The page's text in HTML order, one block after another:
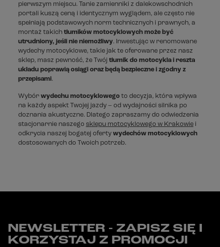
pierwszym miejscu. Tanie zamienniki z dalekowschodnich
portali kuszą ceną i identycznym wyglądem, ale często nie
spełniają podstawowych norm technicznych i prawnych, a
montaż takich tłumików motocyklowych może być
utrudniony, jeśli nie niemożliwy. Inwestując w renomowane
wydechy motocyklowe, takie jak te oferowane przez nasz
sklep, masz pewność, że Twój tłumik do motocykla i reszta
układu poprawią osiągi oraz będą bezpieczne i zgodny z
przepisami.
Wybór wydechu motocyklowegoto decyzja, która wpływa
na każdy aspekt Twojej jazdy – od wydajności silnika po
doznania akustyczne. Dlatego zapraszamy do odwiedzenia
stacjonarnie naszego sklepu motocyklowego w Krakowiei
odkrycia naszej bogatej oferty wydechów motocyklowych
dostosowanych do Twoich potrzeb.
NEWSLETTER - ZAPISZ SIĘ I
KORZYSTAJ Z PROMOCJI